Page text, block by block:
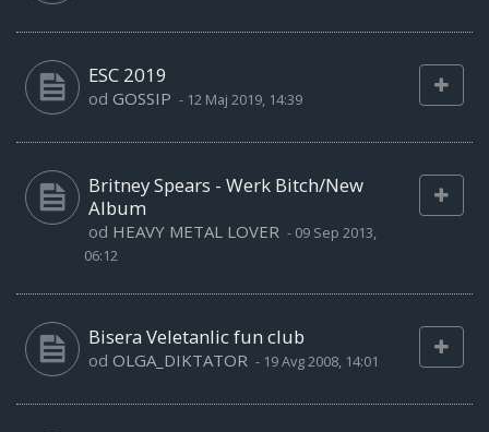
ESC 2019
od GOSSIP - 12 Maj 2019, 14:39
Britney Spears - Werk Bitch/New
Album
od HEAVY METAL LOVER - 09 Sep 2013,
06:12
Bisera Veletanlic fun club
od OLGA_DIKTATOR - 19 Avg 2008, 14:01